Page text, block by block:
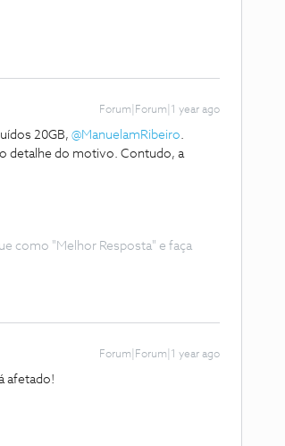
Forum|Forum|1 year ago
20GB, @ManuelamRibeiro.
detalhe do motivo. Contudo, a
como "Melhor Resposta" e faça
Forum|Forum|1 year ago
afetado!